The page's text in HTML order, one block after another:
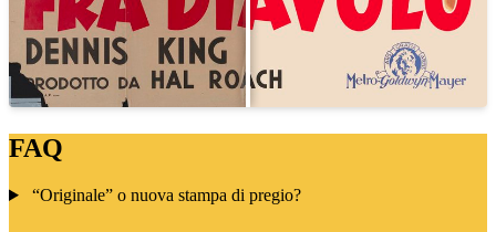
FAQ
“Originale” o nuova stampa di pregio?